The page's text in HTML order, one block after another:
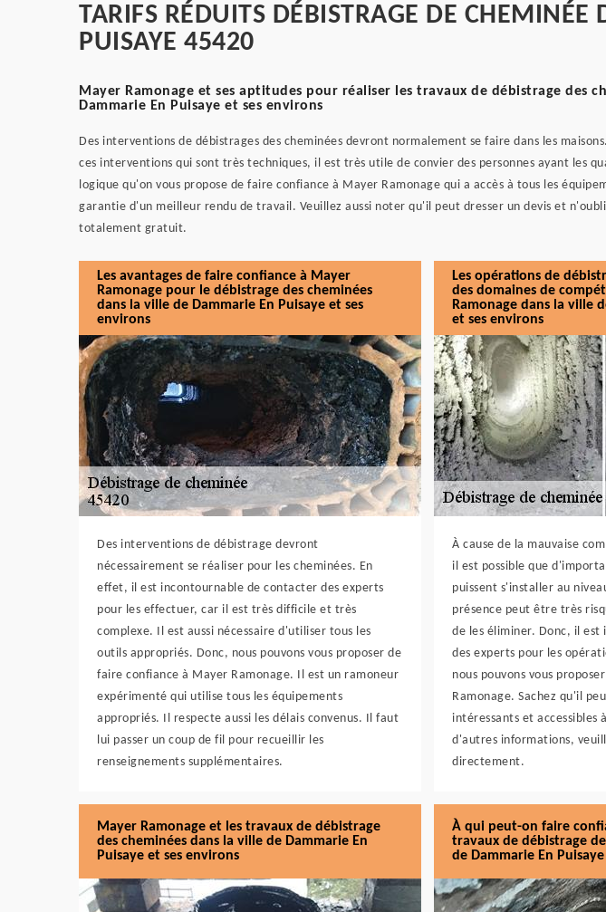
TARIFS RÉDUITS DÉBISTRAGE DE
PUISAYE 45420
Mayer Ramonage et ses aptitudes pour réaliser les travaux de débistrage des
Dammarie En Puisaye et ses environs
Des interventions de débistrages des cheminées devront normalement se faire dans les
ces interventions qui sont très techniques, il est très utile de convier des personnes ayant les
logique qu'on vous propose de faire confiance à Mayer Ramonage qui a accès à tous les
garantie d'un meilleur rendu de travail. Veuillez aussi noter qu'il peut dresser un devis et
totalement gratuit.
Les avantages de faire confiance à Mayer
Ramonage pour le débistrage des cheminées
dans la ville de Dammarie En Puisaye et ses
environs
Des interventions de débistrage devront
nécessairement se réaliser pour les cheminées. En
effet, il est incontournable de contacter des experts
pour les effectuer, car il est très difficile et très
complexe. Il est aussi nécessaire d'utiliser tous les
outils appropriés. Donc, nous pouvons vous proposer de
faire confiance à Mayer Ramonage. Il est un ramoneur
expérimenté qui utilise tous les équipements
appropriés. Il respecte aussi les délais convenus. Il faut
lui passer un coup de fil pour recueillir les
renseignements supplémentaires.
Les opérations de
des domaines de
Ramonage dans la ville
et ses environs
À cause de la mauvaise
il est possible que
puissent s'installer au
présence peut être très
de les éliminer. Donc, il est
des experts pour les
nous pouvons vous
Ramonage. Sachez qu'il
intéressants et accessibles
d'autres informations,
directement.
Mayer Ramonage et les travaux de débistrage
des cheminées dans la ville de Dammarie En
Puisaye et ses environs
À qui peut-on faire
travaux de débistrage
de Dammarie En